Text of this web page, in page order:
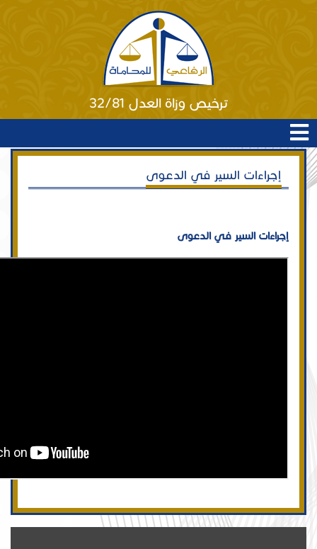
ترخيص وزاة العدل 32/81
إجراءات السير في الدعوى
إجراءات السير في الدعوى